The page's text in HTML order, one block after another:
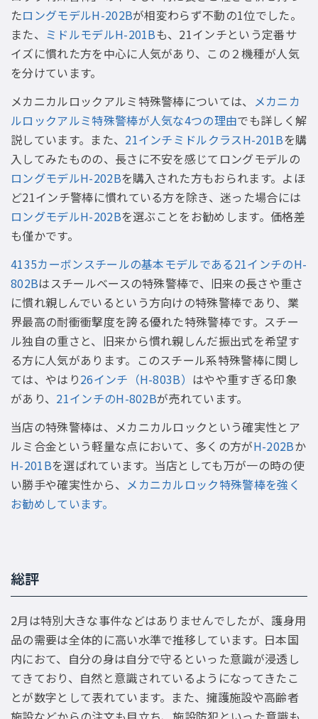
たロングモデルH-202Bが相変わらず不動の1位でした。
また、 ミドルモデルH-201Bも、21インチという定番サ
イズに慣れた方を中心に人気があり、この２機種が人気
を分けています。
メカニカルロックアルミ特殊警棒については、 メカニカ
ルロックアルミ特殊警棒が人気な4つの理由でも詳しく解
説しています。また、 21インチミドルクラスH-201Bを購
入してみたものの、長さに不安を感じてロングモデルの
ロングモデルH-202Bを購入された方もおられます。よほ
ど21インチ警棒に慣れている方を除き、迷った場合には
ロングモデルH-202Bを選ぶことをお勧めします。価格差
も僅かです。
4135カーボンスチールの基本モデルである21インチのH-
802Bはスチールベースの特殊警棒で、旧来の長さや重さ
に慣れ親しんでいるという方向けの特殊警棒であり、業
界最高の耐衝衝撃度を誇る優れた特殊警棒です。スチー
ル独自の重さと、旧来から慣れ親しんだ振出式を希望す
る方に人気があります。このスチール系特殊警棒に関し
ては、やはり26インチ（H-803B） はやや重すぎる印象
があり、 21インチのH-802Bが売れています。
当店の特殊警棒は、メカニカルロックという確実性とア
ルミ合金という軽量な点において、多くの方がH-202Bか
H-201Bを選ばれています。当店としても万が一の時の使
い勝手や確実性から、 メカニカルロック特殊警棒を強く
お勧めしています。
総評
2月は特別大きな事件などはありませんでしたが、護身用
品の需要は全体的に高い水準で推移しています。日本国
内におて、自分の身は自分で守るといった意識が浸透し
てきており、自然と意識されているようになってきたこ
とが数字として表れています。また、擁護施設や高齢者